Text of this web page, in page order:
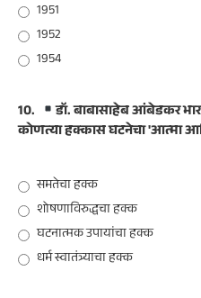
1951
1952
1954
10.
डॉ. बाबासाहेब आंबेडकर
कोणत्या हक्कास घटनेचा 'आत्मा
समतेचा हक्क
शोषणाविरुद्धचा हक्क
घटनात्मक उपायांचा हक्क
धर्म स्वातंत्र्याचा हक्क